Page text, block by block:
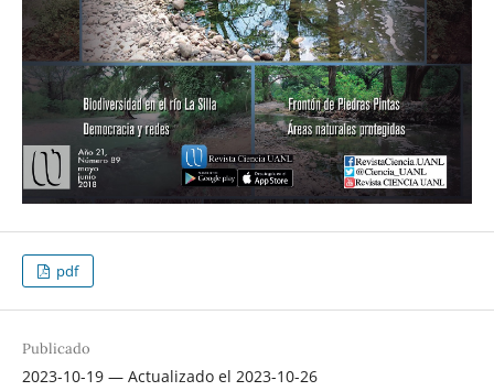
pdf
Publicado
2023-10-19 — Actualizado el 2023-10-26